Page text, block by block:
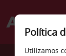
Welcome
Política
Utilizamos